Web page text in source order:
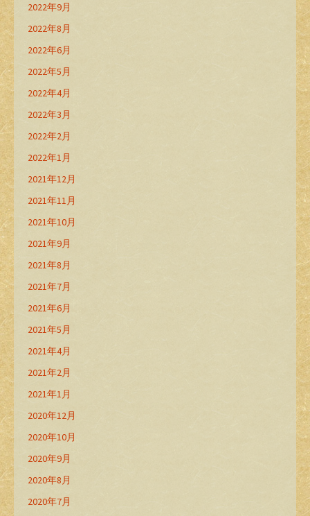
2022年9月
2022年8月
2022年6月
2022年5月
2022年4月
2022年3月
2022年2月
2022年1月
2021年12月
2021年11月
2021年10月
2021年9月
2021年8月
2021年7月
2021年6月
2021年5月
2021年4月
2021年2月
2021年1月
2020年12月
2020年10月
2020年9月
2020年8月
2020年7月